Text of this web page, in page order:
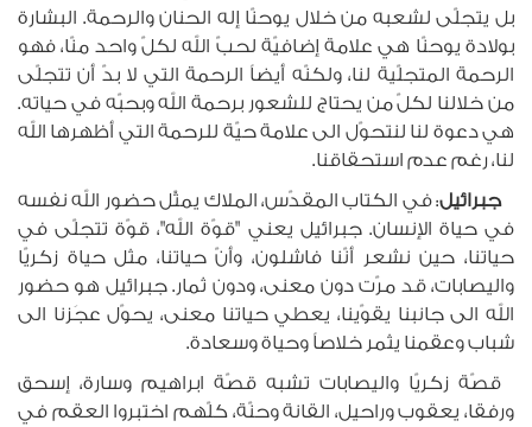
بل يتجلّى لشعبه من خلال يوحنّا إله الحنان والرحمة. البشارة
بولادة يوحنّا هي علامة إضافيّة لحبّ الله لكلّ واحد منّا، فهو
الرحمة المتجلّية لنا، ولكنّه أيضاً الرحمة التي لا بدّ أن تتجلّى
من خلالنا لكلّ من يحتاج للشعور برحمة الله وبحبّه في حياته.
هي دعوة لنا لنتحوّل الى علامة حيّة للرحمة التي أظهرها الله
لنا، رغم عدم استحقاقنا.
جبرائيل: في الكتاب المقدّس، الملاك يمثّل حضور الله نفسه
في حياة الإنسان. جبرائيل يعني "قوّة الله"، قوّة تتجلّى في
حياتنا، حين نشعر أنّنا فاشلون، وأنّ حياتنا، مثل حياة زكريّا
واليصابات، قد مرّت دون معنى، ودون ثمار. جبرائيل هو حضور
الله الى جانبنا يقوّينا، يعطي حياتنا معنى، يحوّل عجَزنا الى
شباب وعقمنا يثمر خلاصاً وحياة وسعادة.
قصّة زكريّا واليصابات تشبه قصّة ابراهيم وسارة، إسحق
ورفقا، يعقوب وراحيل، القانة وحنّة، كلّهم اختبروا العقم في